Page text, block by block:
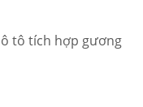
tô tích hợp gương